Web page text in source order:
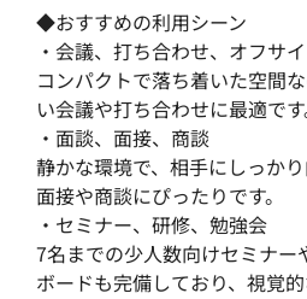
◆おすすめの利用シーン
・会議、打ち合わせ、オフサ
コンパクトで落ち着いた空間
い会議や打ち合わせに最適です
・面談、面接、商談
静かな環境で、相手にしっかり
面接や商談にぴったりです。
・セミナー、研修、勉強会
7名までの少人数向けセミナー
ボードも完備しており、視覚